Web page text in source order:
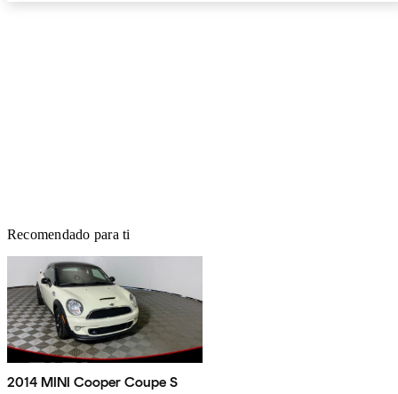
Recomendado para ti
2014 MINI Cooper Coupe S